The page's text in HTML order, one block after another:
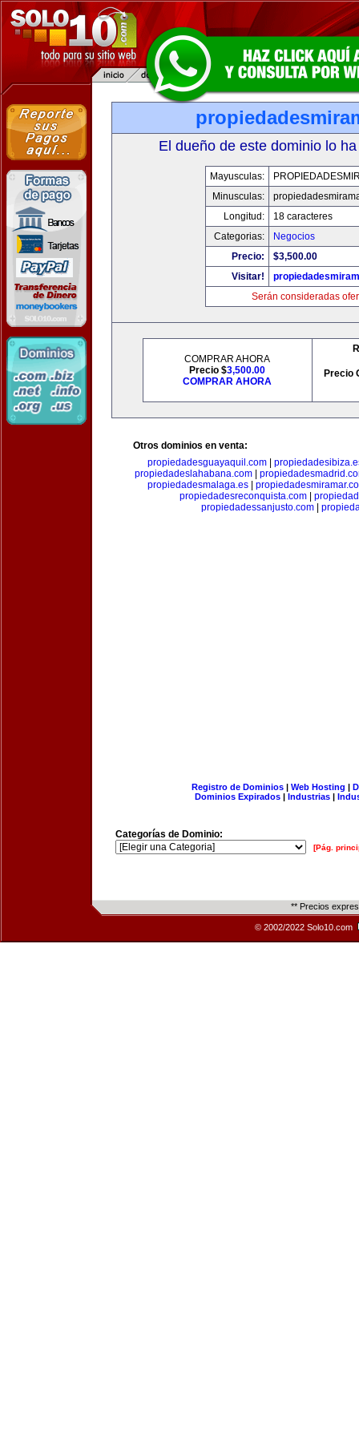
El dueño de este dominio lo
Mayusculas:
Minusculas:
Longitud:
18 caracteres
Categorias:
Negocios
Precio:
$3,500.00
Visitar!
Serán consideradas
COMPRAR AHORA
Precio $3,500.00
COMPRAR AHORA
Precio
Otros dominios en venta:
propiedadesguayaquil.com
propiedadeslahabana.com|
propiedadesmalaga.es|
propiedadesreconquista.com
propiedadessanjusto.com
Registro de Dominios| Web Hosting |
Dominios Expirados | Industrias |
Categorías de Dominio:
[Pág.
** Precios
© 2002/2022 Solo10.com